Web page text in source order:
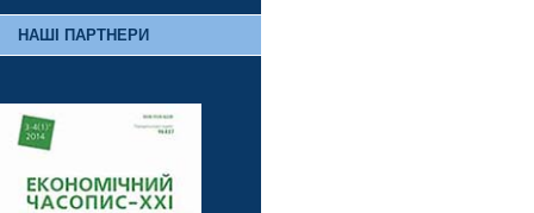
НАШІ ПАРТНЕРИ